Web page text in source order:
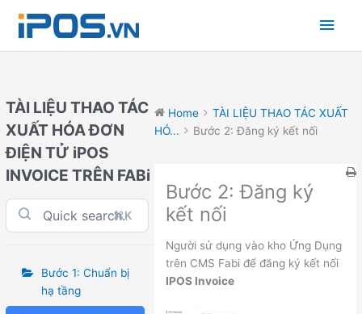
Main
TÀI LIỆU THAO TÁC
XUẤT HÓA ĐƠN
ĐIỆN TỬ iPOS
INVOICE TRÊN FABi
⌘K
Bước 1: Chuẩn bị
hạ tầng
Home
TÀI LIỆU THAO TÁC XUẤT
HÓ...
Bước 2: Đăng ký kết nối
Bước 2: Đăng ký
kết nối
Người sử dụng vào kho Ứng Dụng
trên CMS Fabi để đăng ký kết nối
IPOS Invoice